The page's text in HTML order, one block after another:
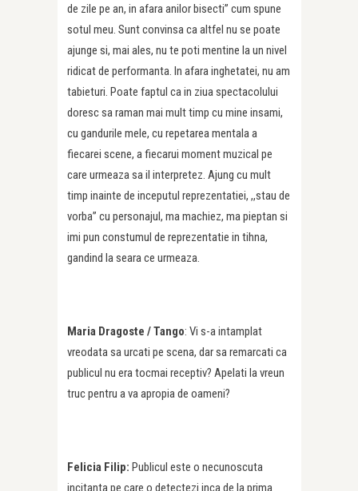
de zile pe an, in afara anilor bisecti” cum spune
sotul meu. Sunt convinsa ca altfel nu se poate
ajunge si, mai ales, nu te poti mentine la un nivel
ridicat de performanta. In afara inghetatei, nu am
tabieturi. Poate faptul ca in ziua spectacolului
doresc sa raman mai mult timp cu mine insami,
cu gandurile mele, cu repetarea mentala a
fiecarei scene, a fiecarui moment muzical pe
care urmeaza sa il interpretez. Ajung cu mult
timp inainte de inceputul reprezentatiei, ,,stau de
vorba” cu personajul, ma machiez, ma pieptan si
imi pun constumul de reprezentatie in tihna,
gandind la seara ce urmeaza.
Maria Dragoste / Tango: Vi s-a intamplat
vreodata sa urcati pe scena, dar sa remarcati ca
publicul nu era tocmai receptiv? Apelati la vreun
truc pentru a va apropia de oameni?
Felicia Filip: Publicul este o necunoscuta
incitanta pe care o detectezi inca de la prima